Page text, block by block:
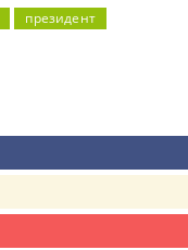
президент